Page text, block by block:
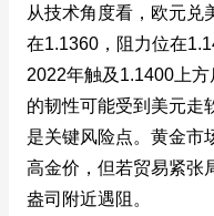
从技术角度看，欧元兑
在1.1360，阻力位在
2022年触及1.1400上
的韧性可能受到美元走
是关键风险点。黄金市
高金价，但若贸易紧张
盎司附近遇阻。